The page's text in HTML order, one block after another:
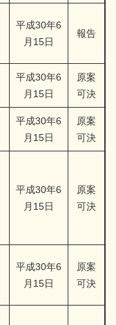
平成30年6
月15日
報告
平成30年6
月15日
原案
可決
平成30年6
月15日
原案
可決
平成30年6
月15日
原案
可決
平成30年6
月15日
原案
可決